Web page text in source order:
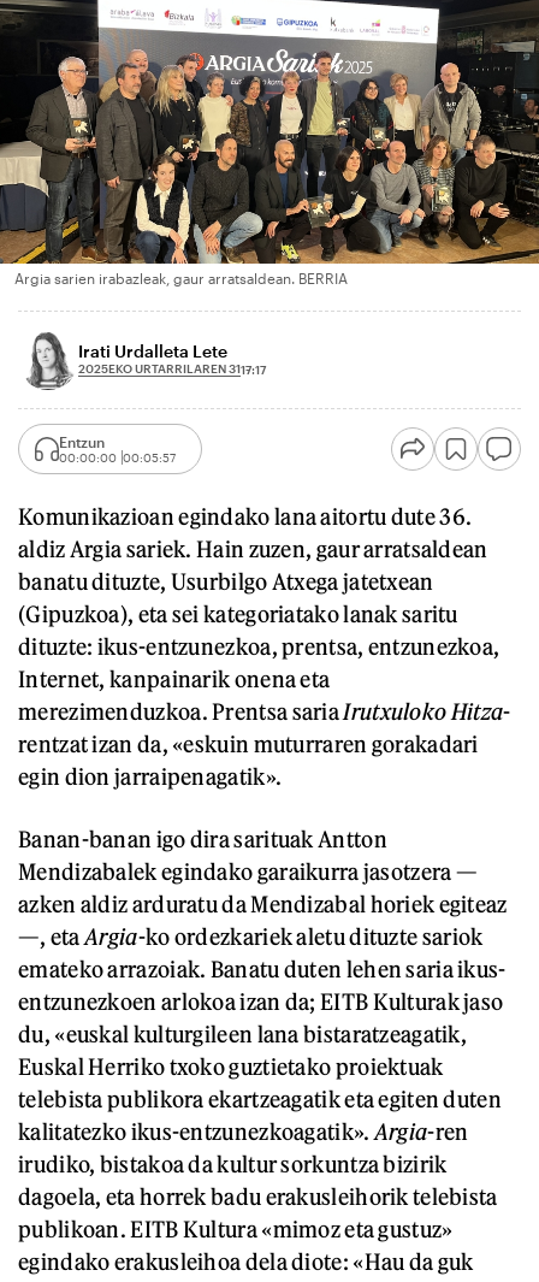
Argia sarien irabazleak, gaur arratsaldean. BERRIA
Irati Urdalleta Lete
2025EKO URTARRILAREN 3117:17
Entzun
00:00:00 00:05:57
Komunikazioan egindako lana aitortu dute 36.
aldiz Argia sariek. Hain zuzen, gaur arratsaldean
banatu dituzte, Usurbilgo Atxega jatetxean
(Gipuzkoa), eta sei kategoriatako lanak saritu
dituzte: ikus-entzunezkoa, prentsa, entzunezkoa,
Internet, kanpainarik onena eta
merezimenduzkoa. Prentsa sariaIrutxuloko Hitza-
rentzat izan da, «eskuin muturraren gorakadari
egin dion jarraipenagatik».
Banan-banan igo dira sarituak Antton
Mendizabalek egindako garaikurra jasotzera —
azken aldiz arduratu da Mendizabal horiek egiteaz
—, etaArgia-ko ordezkariek aletu dituzte sariok
emateko arrazoiak. Banatu duten lehen saria ikus-
entzunezkoen arlokoa izan da; EITB Kulturak jaso
du, «euskal kulturgileen lana bistaratzeagatik,
Euskal Herriko txoko guztietako proiektuak
telebista publikora ekartzeagatik eta egiten duten
kalitatezko ikus-entzunezkoagatik». Argia-ren
irudiko, bistakoa da kultur sorkuntza bizirik
dagoela, eta horrek badu erakusleihorik telebista
publikoan. EITB Kultura «mimoz eta gustuz»
egindako erakusleihoa dela diote: «Hau da guk